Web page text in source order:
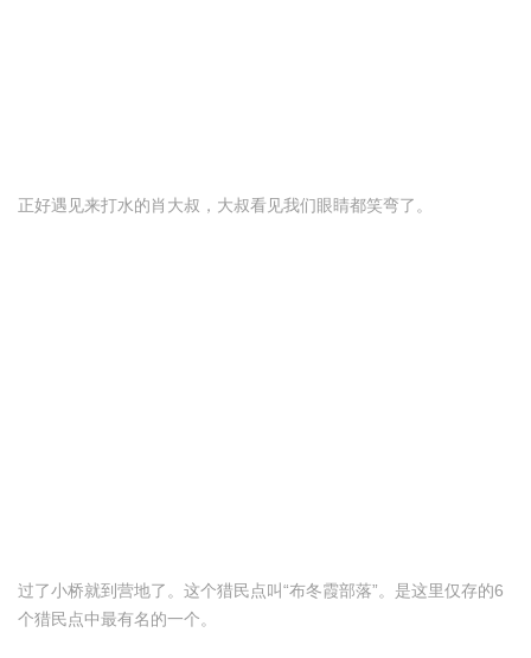
正好遇见来打水的肖大叔，大叔看见我们眼睛都笑弯了。
过了小桥就到营地了。这个猎民点叫“布冬霞部落”。是这里仅存的6
个猎民点中最有名的一个。